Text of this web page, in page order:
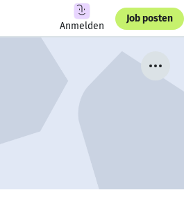
Anmelden
Job posten